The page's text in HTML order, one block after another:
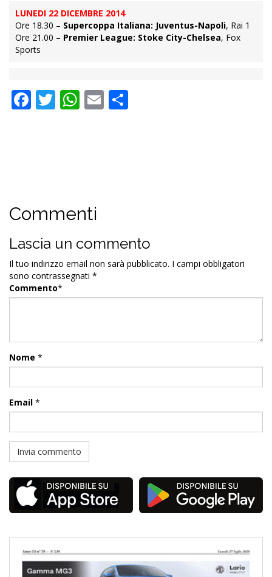
LUNEDI 22 DICEMBRE 2014
Ore 18.30 – Supercoppa Italiana: Juventus-Napoli, Rai 1
Ore 21.00 – Premier League: Stoke City-Chelsea, Fox
Sports
Facebook
Twitter
WhatsApp
Email
Commenti
Lascia un commento
Il tuo indirizzo email non sarà pubblicato. I campi obbligatori
sono contrassegnati *
Commento*
Nome *
Email *